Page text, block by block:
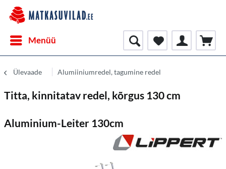
Menüü
Ülevaade Alumiiniumredel, tagumine redel
Titta, kinnitatav redel, kõrgus 130 cm
Aluminium-Leiter 130cm